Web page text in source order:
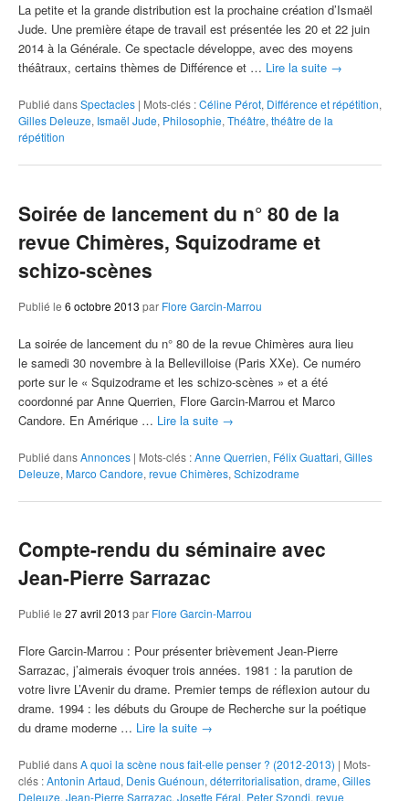
La petite et la grande distribution est la prochaine création d’Ismaël
Jude. Une première étape de travail est présentée les 20 et 22 juin
2014 à la Générale. Ce spectacle développe, avec des moyens
théâtraux, certains thèmes de Différence et … Lire la suite →
Publié dansSpectacles | Mots-clés :Céline Pérot, Différence et répétition,
Gilles Deleuze, Ismaël Jude, Philosophie, Théâtre, théâtre de la
répétition
Soirée de lancement du n° 80 de la
revue Chimères, Squizodrame et
schizo-scènes
Publié le 6 octobre 2013 par Flore Garcin-Marrou
La soirée de lancement du n° 80 de la revue Chimères aura lieu
le samedi 30 novembre à la Bellevilloise (Paris XXe). Ce numéro
porte sur le « Squizodrame et les schizo-scènes » et a été
coordonné par Anne Querrien, Flore Garcin-Marrou et Marco
Candore. En Amérique … Lire la suite →
Publié dansAnnonces | Mots-clés :Anne Querrien, Félix Guattari, Gilles
Deleuze, Marco Candore, revue Chimères, Schizodrame
Compte-rendu du séminaire avec
Jean-Pierre Sarrazac
Publié le 27 avril 2013 par Flore Garcin-Marrou
Flore Garcin-Marrou : Pour présenter brièvement Jean-Pierre
Sarrazac, j’aimerais évoquer trois années. 1981 : la parution de
votre livre L’Avenir du drame. Premier temps de réflexion autour du
drame. 1994 : les débuts du Groupe de Recherche sur la poétique
du drame moderne … Lire la suite →
Publié dansA quoi la scène nous fait-elle penser ? (2012-2013) | Mots-
clés :Antonin Artaud, Denis Guénoun, déterritorialisation, drame, Gilles
Deleuze, Jean-Pierre Sarrazac, Josette Féral, Peter Szondi, revue